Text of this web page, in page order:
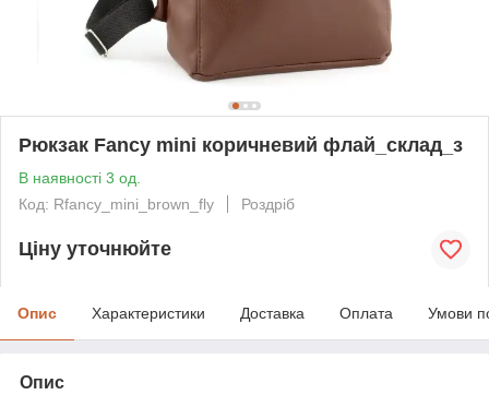
Рюкзак Fancy mini коричневий флай_склад_з
В наявності 3 од.
Код: Rfancy_mini_brown_fly
Роздріб
Ціну уточнюйте
Опис Характеристики Доставка Оплата Умови
Опис